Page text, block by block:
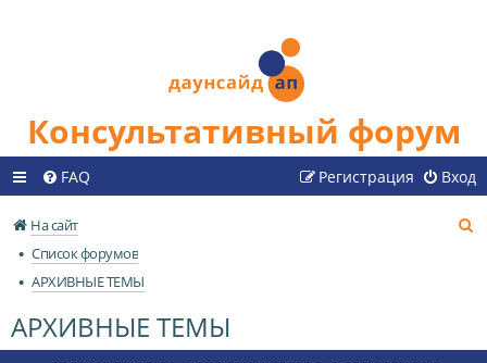
Консультативный форум
FAQ Вход
Регистрация
На сайт
Список форумов
АРХИВНЫЕ ТЕМЫ
АРХИВНЫЕ ТЕМЫ